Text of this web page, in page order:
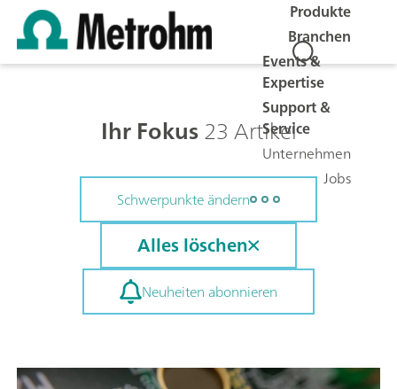
Produkte
Branchen
Events &
Expertise
Support &
Service
Unternehmen
Jobs
Ihr Fokus23 Artikel
Schwerpunkte ändern
Alles löschen
Neuheiten abonnieren